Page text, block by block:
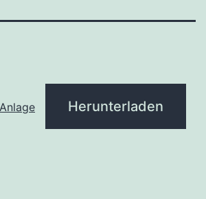
Herunterladen